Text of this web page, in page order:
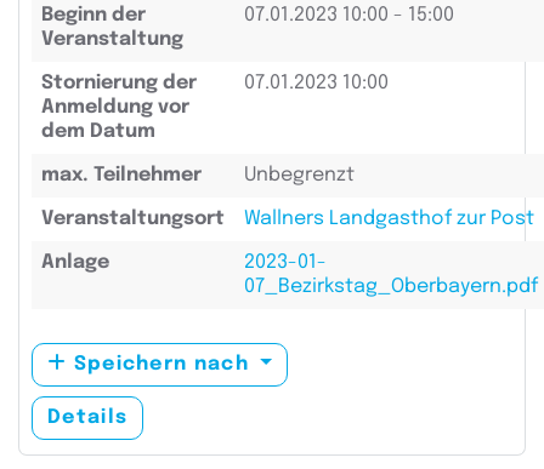
Beginn der
Veranstaltung
07.01.2023 10:00 - 15:00
Stornierung der
Anmeldung vor
dem Datum
07.01.2023 10:00
max. Teilnehmer Unbegrenzt
Veranstaltungsort Wallners Landgasthof zur Post
Anlage
2023-01-
07_Bezirkstag_Oberbayern.pdf
Speichern nach
Details